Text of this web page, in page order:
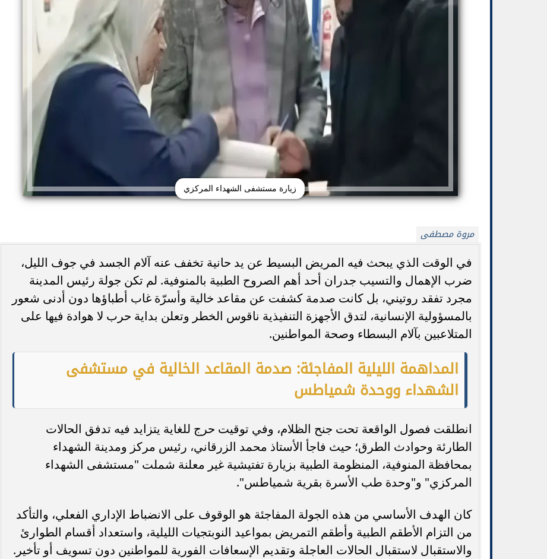
زيارة مستشفى الشهداء المركزي
مروة مصطفى
في الوقت الذي يبحث فيه المريض البسيط عن يد حانية تخفف عنه آلام الجسد في جوف الليل،
ضرب الإهمال والتسيب جدران أحد أهم الصروح الطبية بالمنوفية. لم تكن جولة رئيس المدينة
مجرد تفقد روتيني، بل كانت صدمة كشفت عن مقاعد خالية وأسرّة غاب أطباؤها دون أدنى شعور
بالمسؤولية الإنسانية، لتدق الأجهزة التنفيذية ناقوس الخطر وتعلن بداية حرب لا هوادة فيها على
المتلاعبين بآلام البسطاء وصحة المواطنين.
المداهمة الليلية المفاجئة: صدمة المقاعد الخالية في مستشفى
الشهداء ووحدة شمياطس
انطلقت فصول الواقعة تحت جنح الظلام، وفي توقيت حرج للغاية يتزايد فيه تدفق الحالات
الطارئة وحوادث الطرق؛ حيث فاجأ الأستاذ محمد الزرقاني، رئيس مركز ومدينة الشهداء
بمحافظة المنوفية، المنظومة الطبية بزيارة تفتيشية غير معلنة شملت "مستشفى الشهداء
المركزي" و"وحدة طب الأسرة بقرية شمياطس".
كان الهدف الأساسي من هذه الجولة المفاجئة هو الوقوف على الانضباط الإداري الفعلي، والتأكد
من التزام الأطقم الطبية وأطقم التمريض بمواعيد النوبتجيات الليلية، واستعداد أقسام الطوارئ
والاستقبال لاستقبال الحالات العاجلة وتقديم الإسعافات الفورية للمواطنين دون تسويف أو تأخير.
بيتزا الجبن القريش بدون خميرة: وصفة صحية
جورجينا ترد على منتقدي جسدها: أحب
ضبط عملات أجنبية بـ3 ملايين جنيه في السوق
السوداء